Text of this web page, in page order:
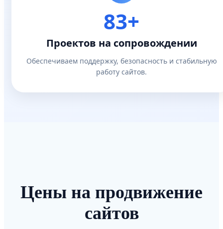
83+
Проектов на сопровождении
Обеспечиваем поддержку, безопасность и стабильную
работу сайтов.
Цены на продвижение
сайтов